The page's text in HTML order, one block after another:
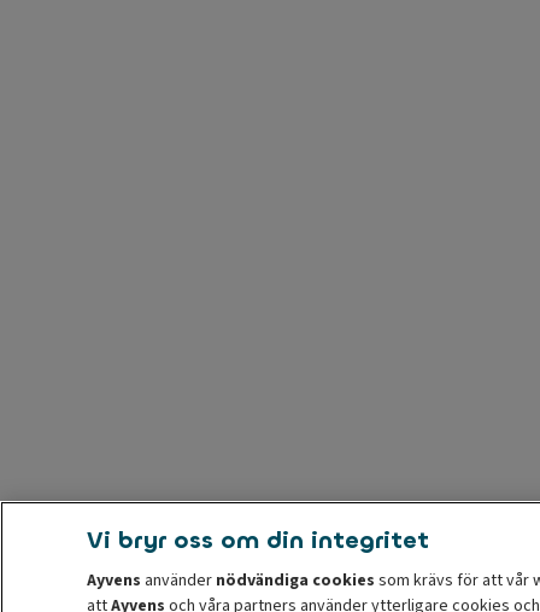
Vi bryr oss om din integritet
Ayvens använder nödvändiga cookies som krävs för att vår
attAyvens och våra partners använder ytterligare cookies